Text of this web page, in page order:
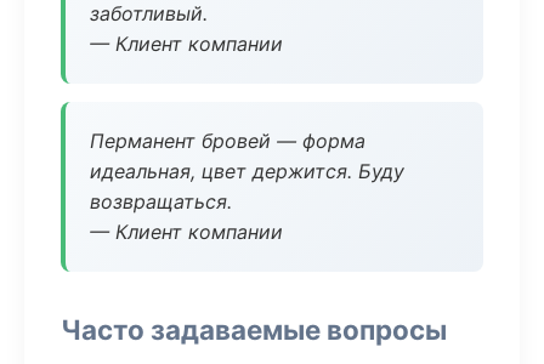
заботливый.
— Клиент компании
Перманент бровей — форма
идеальная, цвет держится. Буду
возвращаться.
— Клиент компании
Часто задаваемые вопросы